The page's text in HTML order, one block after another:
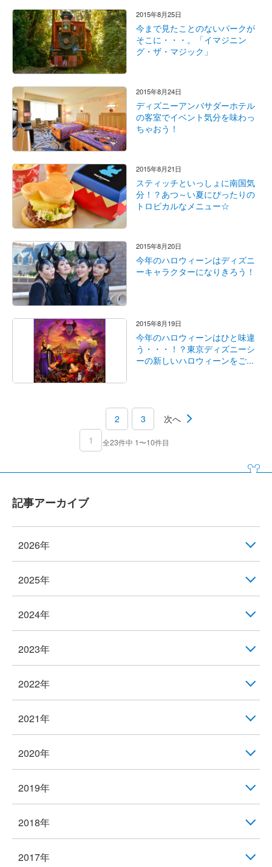
2015年8月25日
今まで見たことのないパークが
そこに・・・。「イマジニン
グ・ザ・マジック」
2015年8月24日
ディズニーアンバサダーホテル
の客室でイベント気分を味わっ
ちゃおう！
2015年8月21日
スティッチといっしょに南国気
分！？あつ～い夏にぴったりの
トロピカルなメニュー☆
2015年8月20日
今年のハロウィーンはディズニ
ーキャラクターになりきろう！
2015年8月19日
今年のハロウィーンはひと味違
う・・・！？東京ディズニーシ
ーの新しいハロウィーンをご...
1
2 3 次へ
全23件中 1〜10件目
記事アーカイブ
2026年
2025年
2024年
2023年
2022年
2021年
2020年
2019年
2018年
2017年